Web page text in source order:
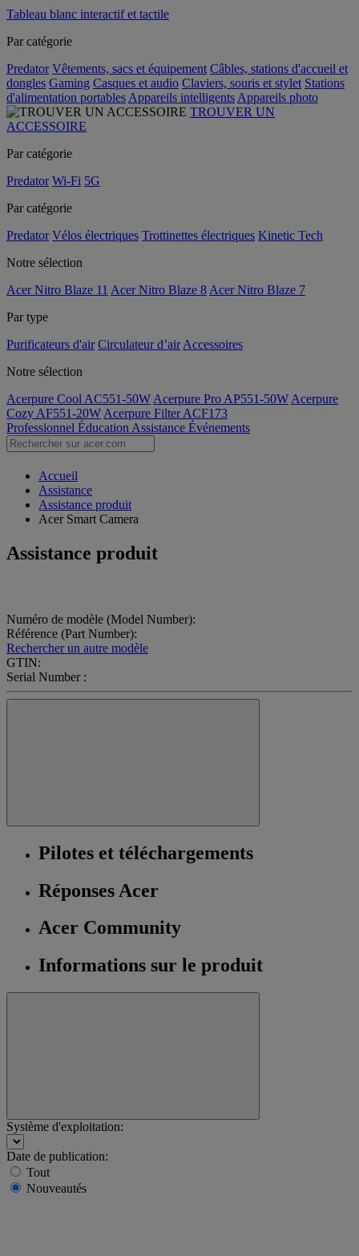
Tableau blanc interactif et tactile
Par catégorie
Predator Vêtements, sacs et équipement Câbles, stations d'accueil et
dongles Gaming Casques et audio Claviers, souris et stylet Stations
d'alimentation portables Appareils intelligents Appareils photo
TROUVER UN
ACCESSOIRE
Par catégorie
Predator Wi-Fi 5G
Par catégorie
Predator Vélos électriques Trottinettes électriques Kinetic Tech
Notre sélection
Acer Nitro Blaze 11 Acer Nitro Blaze 8 Acer Nitro Blaze 7
Par type
Purificateurs d'air Circulateur d’air Accessoires
Notre sélection
Acerpure Cool AC551-50W Acerpure Pro AP551-50W Acerpure
Cozy AF551-20W Acerpure Filter ACF173
Professionnel Éducation Assistance Événements
Accueil
Assistance
Assistance produit
Acer Smart Camera
Assistance produit
Numéro de modèle (Model Number):
Référence (Part Number):
Rechercher un autre modèle
GTIN:
Serial Number :
Pilotes et téléchargements
Réponses Acer
Acer Community
Informations sur le produit
Système d'exploitation:
Date de publication:
Tout
Nouveautés